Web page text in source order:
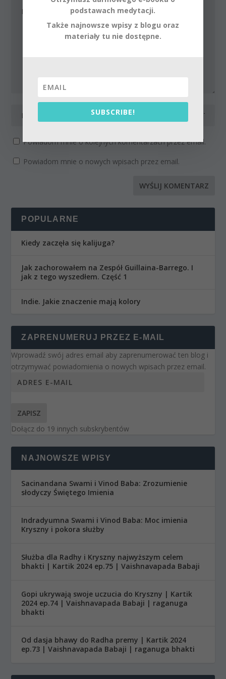
Powiadom mnie o kolejnych komentarzach przez email.
Powiadom mnie o nowych wpisach przez email.
POPULARNE
Kiedy zaczęła się kalijuga?
Jak zachorowałem na Zespół Guillaina-Barrego. I
jak z tego wyszedłem. Część 1
Indie. Jakie znaczenie mają kolory
ZAPRENUMERUJ PRZEZ E-MAIL
Wprowadź swój adres email aby zaprenumerować ten blog i
otrzymywać powiadomienia o nowych wpisach przez email.
ZAPISZ
Dołącz do 19 innych subskrybentów
NAJNOWSZE WPISY
Sacinandana Swami i Vinod Baba: Zrozumienie
słodyczy Świętego Imienia
Indradyumna Swami i Vinod Baba: Moc imienia
Kryszny i pokora służby
Służba dla Radhy i Kryszny najwyższym celem
bhakti | Kartik 2024 ep.75 | Vaishnavapada Babaji
Gopi ukrywają swoje uczucia do Kryszny | Kartik
2024 ep.74 | Vaishnavapada Babaji | raganuga
bhakti
Od dasja bhawy do Radha premy | Kartik 2024
ep.73 | Vaishnavapada Babaji | raganuga bhakti
podstawach medytacji.
Także najnowsze wpisy z blogu oraz
materiały tu nie dostępne.
SUBSCRIBE!